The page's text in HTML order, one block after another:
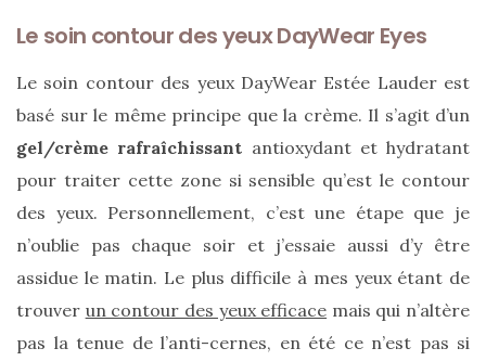
Le soin contour des yeux DayWear Eyes
Le soin contour des yeux DayWear Estée Lauder est
basé sur le même principe que la crème. Il s’agit d’un
gel/crème rafraîchissant antioxydant et hydratant
pour traiter cette zone si sensible qu’est le contour
des yeux. Personnellement, c’est une étape que je
n’oublie pas chaque soir et j’essaie aussi d’y être
assidue le matin. Le plus difficile à mes yeux étant de
trouver un contour des yeux efficace mais qui n’altère
pas la tenue de l’anti-cernes, en été ce n’est pas si